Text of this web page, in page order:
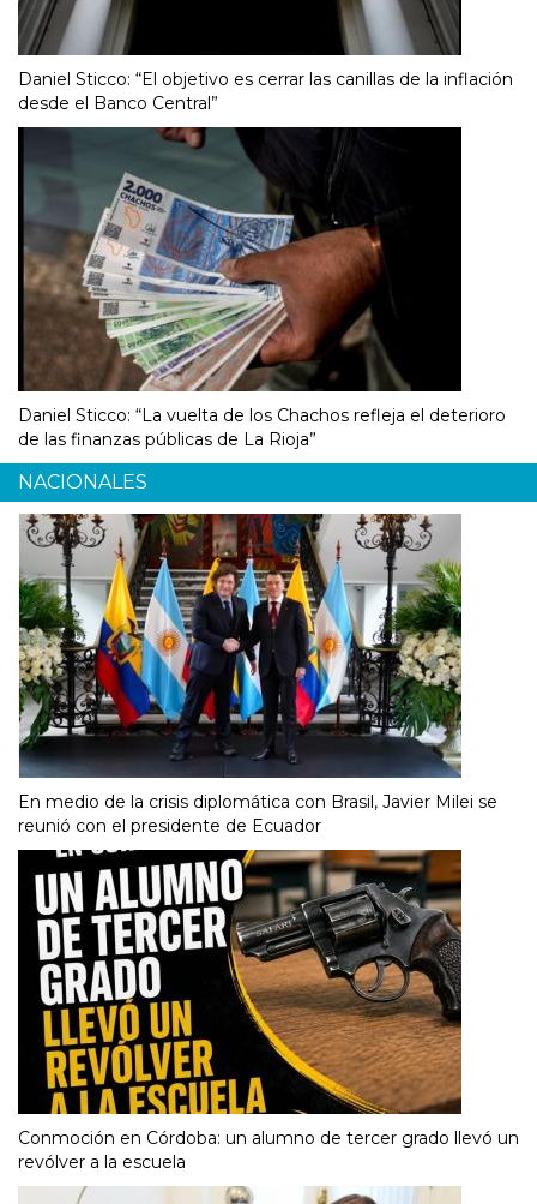
Daniel Sticco: “El objetivo es cerrar las canillas de la inflación
desde el Banco Central”
Daniel Sticco: “La vuelta de los Chachos refleja el deterioro
de las finanzas públicas de La Rioja”
NACIONALES
En medio de la crisis diplomática con Brasil, Javier Milei se
reunió con el presidente de Ecuador
Conmoción en Córdoba: un alumno de tercer grado llevó un
revólver a la escuela